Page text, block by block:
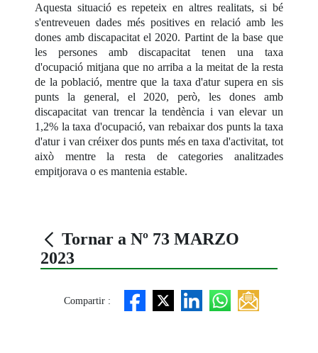
Aquesta situació es repeteix en altres realitats, si bé
s'entreveuen dades més positives en relació amb les
dones amb discapacitat el 2020. Partint de la base que
les persones amb discapacitat tenen una taxa
d'ocupació mitjana que no arriba a la meitat de la resta
de la població, mentre que la taxa d'atur supera en sis
punts la general, el 2020, però, les dones amb
discapacitat van trencar la tendència i van elevar un
1,2% la taxa d'ocupació, van rebaixar dos punts la taxa
d'atur i van créixer dos punts més en taxa d'activitat, tot
això mentre la resta de categories analitzades
empitjorava o es mantenia estable.
Tornar a Nº 73 MARZO
2023
Compartir :